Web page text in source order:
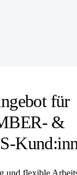
für
&
flexible